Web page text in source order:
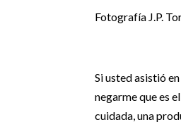
Fotografía J.P.
Si usted asistió
negarme que es
cuidada, una